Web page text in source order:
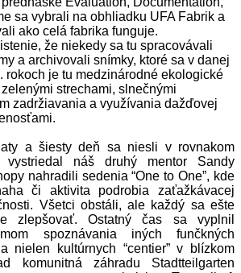
sa vybrali na obhliadku UFA Fabrik a
ako celá fabrika funguje.
že niekedy sa tu spracovávali
a archivovali snímky, ktoré sa v danej
rokoch je tu medzinárodné ekologické
strechami, slnečnými
zadržiavania a využívania dažďovej
a šiesty deň sa niesli v rovnakom
náš druhý mentor Sandy
nahradili sedenia “One to One”, kde
či aktivita podrobia zaťažkávacej
Všetci obstáli, ale každý sa ešte
zlepšovať. Ostatný čas sa vyplnil
spoznávania iných funčkných
nielen kultúrnych “centier” v blízkom
komunitná záhradu Stadtteilgarten